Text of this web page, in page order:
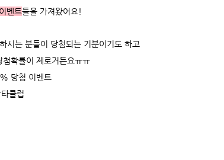
벤트들을 가져왔어요!
시는 분들이 당첨되는 기분이기도 하고
확률이 제로거든요ㅠㅠ
당첨 이벤트
클럽